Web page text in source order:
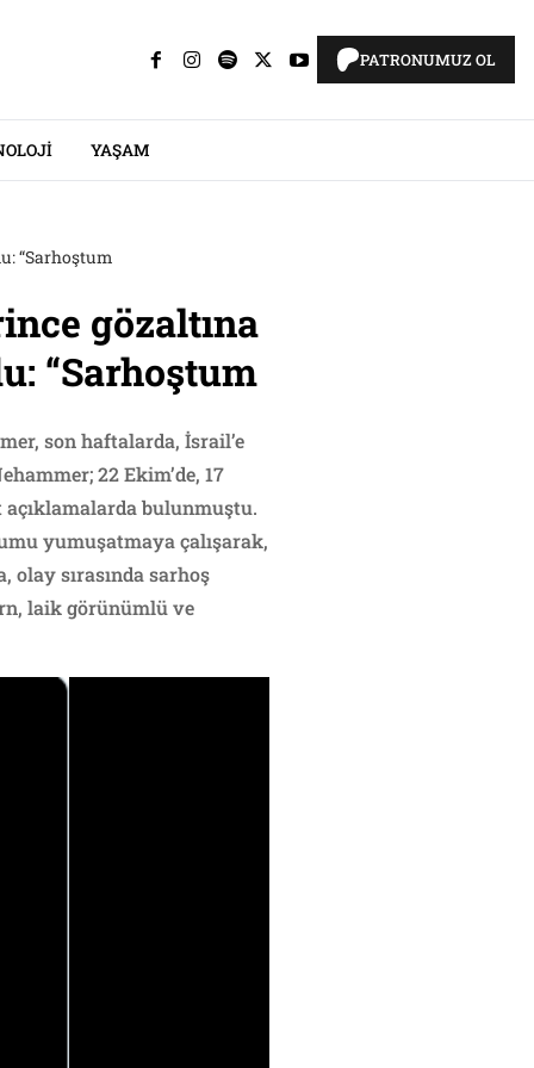
PATRONUMUZ OL
YAŞAM
“Sarhoştum
gözaltına
“Sarhoştum
son haftalarda, İsrail’e
22 Ekim’de, 17
açıklamalarda bulunmuştu.
yumuşatmaya çalışarak,
olay sırasında sarhoş
laik görünümlü ve